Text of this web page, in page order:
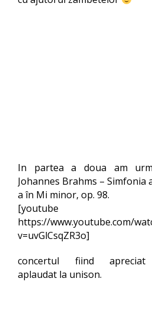
In partea a doua am
Johannes Brahms – Simfonia
a în Mi minor, op. 98.
[youtube
https://www.youtube.com/
v=uvGlCsqZR3o]
concertul fiind
aplaudat la unison.